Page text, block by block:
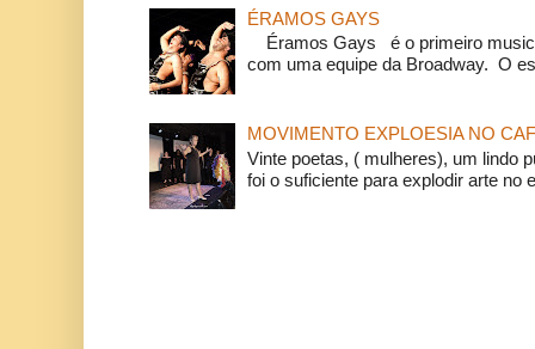
ÉRAMOS GAYS
Éramos Gays é o primeiro
com uma equipe da Broadway. O
MOVIMENTO EXPLOESIA NO
Vinte poetas, ( mulheres), um lindo
foi o suficiente para explodir arte no